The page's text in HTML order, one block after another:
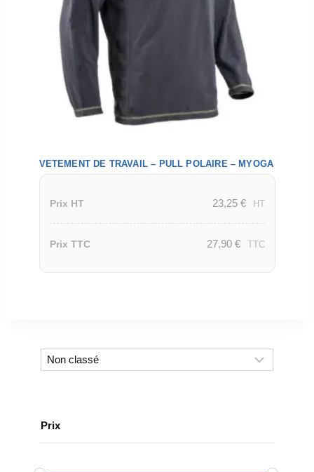
VETEMENT DE TRAVAIL – PULL POLAIRE – MYOGA
Prix HT 23,25 € HT
Prix TTC 27,90 € TTC
Prix